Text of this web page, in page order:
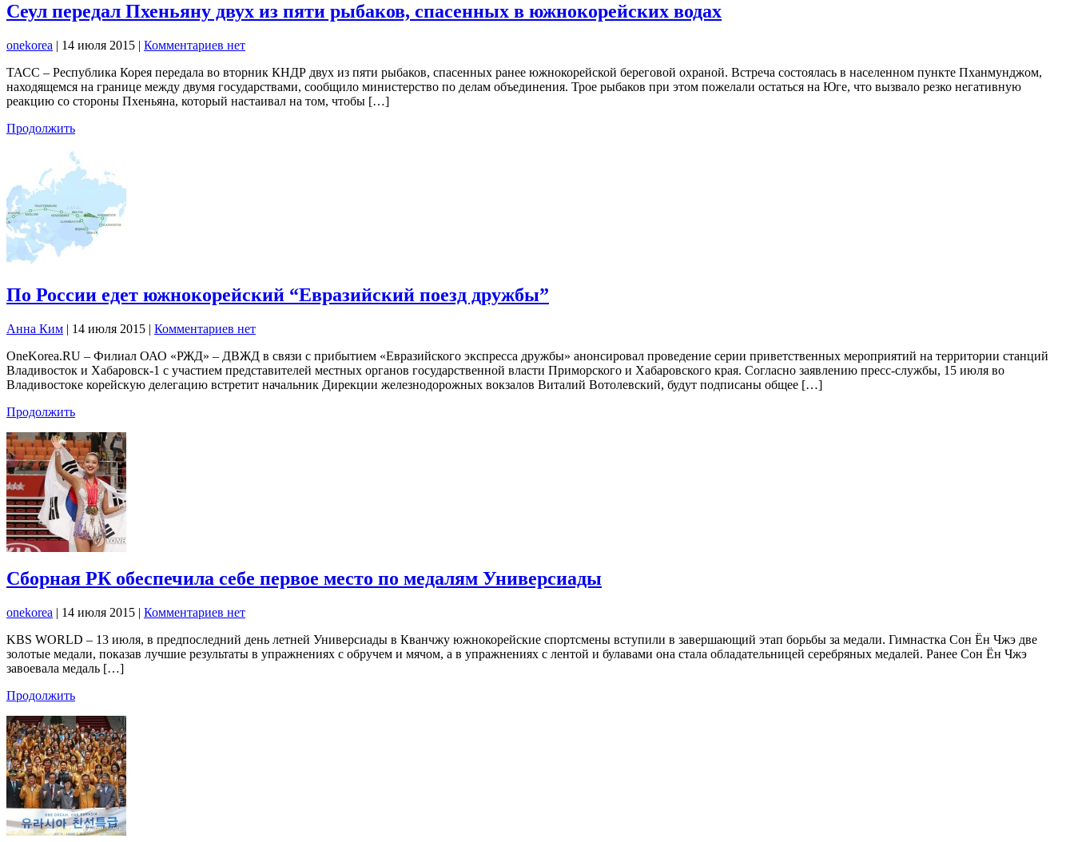
Сеул передал Пхеньяну двух из пяти рыбаков, спасенных в южнокорейских водах
onekorea | 14 июля 2015 | Комментариев нет
ТАСС – Республика Корея передала во вторник КНДР двух из пяти рыбаков, спасенных ранее южнокорейской береговой охраной. Встреча состоялась в населенном пункте Пханмунджом,
находящемся на границе между двумя государствами, сообщило министерство по делам объединения. Трое рыбаков при этом пожелали остаться на Юге, что вызвало резко негативную
реакцию со стороны Пхеньяна, который настаивал на том, чтобы […]
Продолжить
По России едет южнокорейский “Евразийский поезд дружбы”
Анна Ким | 14 июля 2015 | Комментариев нет
OneKorea.RU – Филиал ОАО «РЖД» – ДВЖД в связи с прибытием «Евразийского экспресса дружбы» анонсировал проведение серии приветственных мероприятий на территории станций
Владивосток и Хабаровск-1 с участием представителей местных органов государственной власти Приморского и Хабаровского края. Согласно заявлению пресс-службы, 15 июля во
Владивостоке корейскую делегацию встретит начальник Дирекции железнодорожных вокзалов Виталий Вотолевский, будут подписаны общее […]
Продолжить
Сборная РК обеспечила себе первое место по медалям Универсиады
onekorea | 14 июля 2015 | Комментариев нет
KBS WORLD – 13 июля, в предпоследний день летней Универсиады в Кванчжу южнокорейские спортсмены вступили в завершающий этап борьбы за медали. Гимнастка Сон Ён Чжэ две
золотые медали, показав лучшие результаты в упражнениях с обручем и мячом, а в упражнениях с лентой и булавами она стала обладательницей серебряных медалей. Ранее Сон Ён Чжэ
завоевала медаль […]
Продолжить